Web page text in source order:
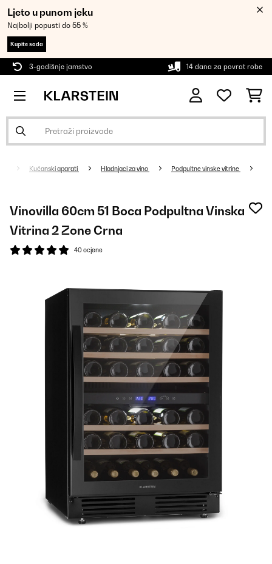
Ljeto u punom jeku
Najbolji popusti do 55 %
Kupite sada
3-godišnje jamstvo 14 dana za povrat robe
Kućanski aparati Hladnjaci za vino Podpultne vinske vitrine
Vinovilla 60cm 51 Boca Podpultna Vinska
Vitrina 2 Zone Crna
40 ocjene